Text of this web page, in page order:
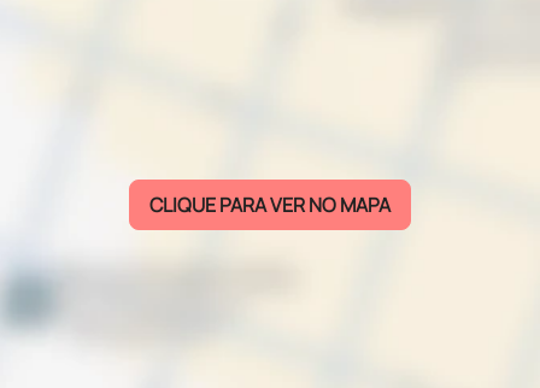
CLIQUE PARA VER NO MAPA